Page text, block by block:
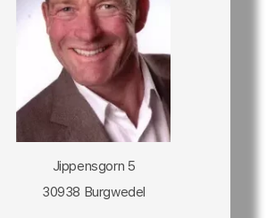
Jippensgorn 5
30938 Burgwedel